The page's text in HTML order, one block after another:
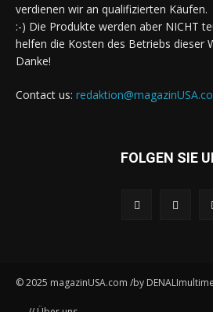
verdienen wir an qualifizierten Käufen.
:-) Die Produkte werden aber NICHT
helfen die Kosten des Betriebs dieser
Danke!
Contact us:
FOLGEN SIE
© 2025 magazinUSA.com /by